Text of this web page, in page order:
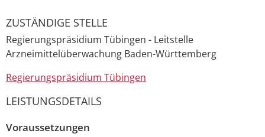
ZUSTÄNDIGE STELLE
Regierungspräsidium Tübingen - Leitstelle
Arzneimittelüberwachung Baden-Württemberg
Regierungspräsidium Tübingen
LEISTUNGSDETAILS
Voraussetzungen